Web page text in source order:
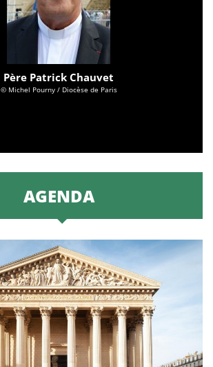
Père Patrick Chauvet
© Michel Pourny / Diocèse de Paris
AGENDA